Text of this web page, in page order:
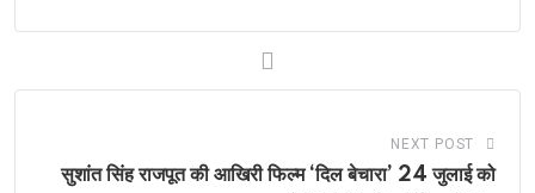
NEXT POST
सुशांत सिंह राजपूत की आखिरी फिल्म ‘दिल बेचारा’ 24 जुलाई को